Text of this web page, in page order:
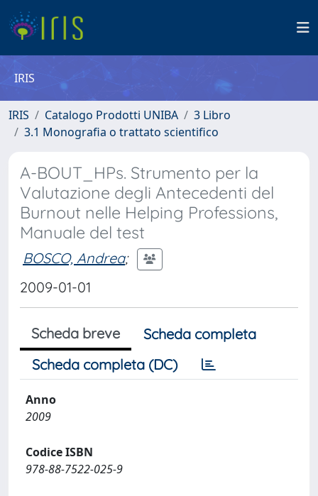
IRIS
IRIS Catalogo Prodotti UNIBA
3 Libro
3.1 Monografia o trattato scientifico
A-BOUT_HPs. Strumento per la
Valutazione degli Antecedenti del
Burnout nelle Helping Professions,
Manuale del test
BOSCO, Andrea;
2009-01-01
Scheda breve
Scheda completa
Scheda completa (DC)
Anno
2009
Codice ISBN
978-88-7522-025-9